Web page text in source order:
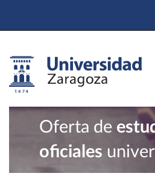
Oferta de
oficiales